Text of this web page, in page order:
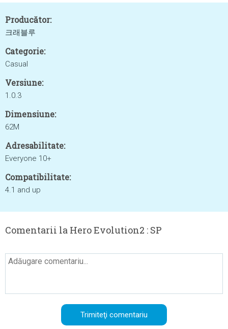
Producător:
크래블루
Categorie:
Casual
Versiune:
1.0.3
Dimensiune:
62M
Adresabilitate:
Everyone 10+
Compatibilitate:
4.1 and up
Comentarii la Hero Evolution2 : SP